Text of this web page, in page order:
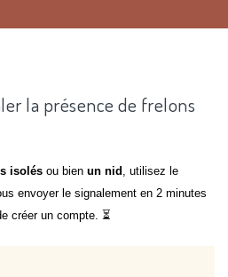
la présence de frelons
isolés ou bienun nid , utilisez le
envoyer le signalement en 2 minutes
créer un compte. ⏳